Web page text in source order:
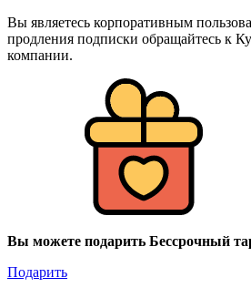
Вы являетесь корпоративным
продления подписки обращайтесь к
компании.
Вы можете подарить Бессрочный
Подарить